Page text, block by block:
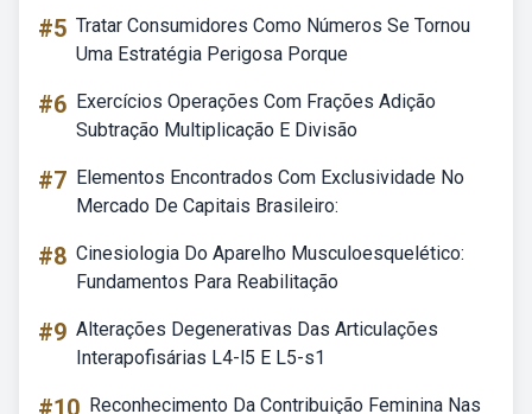
#5 Tratar Consumidores Como Números Se Tornou
Uma Estratégia Perigosa Porque
#6 Exercícios Operações Com Frações Adição
Subtração Multiplicação E Divisão
#7 Elementos Encontrados Com Exclusividade No
Mercado De Capitais Brasileiro:
#8 Cinesiologia Do Aparelho Musculoesquelético:
Fundamentos Para Reabilitação
#9 Alterações Degenerativas Das Articulações
Interapofisárias L4-l5 E L5-s1
#10 Reconhecimento Da Contribuição Feminina Nas